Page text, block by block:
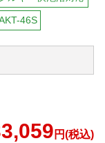
46S
円(税込)